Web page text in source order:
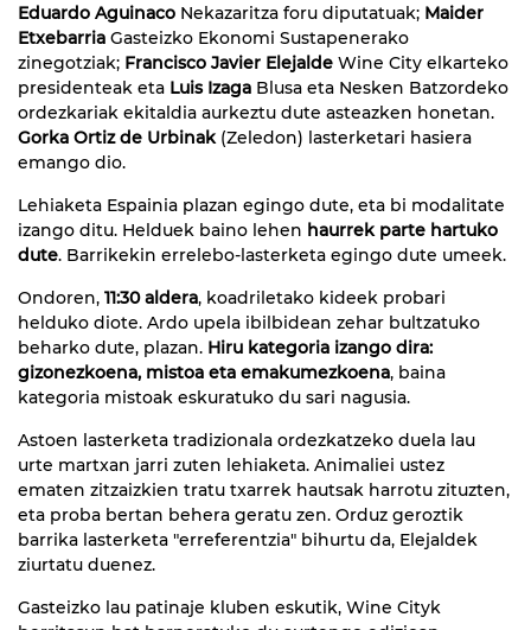
Eduardo Aguinaco Nekazaritza foru diputatuak; Maider
Etxebarria Gasteizko Ekonomi Sustapenerako
zinegotziak; Francisco Javier Elejalde Wine City elkarteko
presidenteak eta Luis Izaga Blusa eta Nesken Batzordeko
ordezkariak ekitaldia aurkeztu dute asteazken honetan.
Gorka Ortiz de Urbinak(Zeledon) lasterketari hasiera
emango dio.
Lehiaketa Espainia plazan egingo dute, eta bi modalitate
izango ditu. Helduek baino lehen haurrek parte hartuko
dute. Barrikekin errelebo-lasterketa egingo dute umeek.
Ondoren, 11:30 aldera, koadriletako kideek probari
helduko diote. Ardo upela ibilbidean zehar bultzatuko
beharko dute, plazan. Hiru kategoria izango dira:
gizonezkoena, mistoa eta emakumezkoena, baina
kategoria mistoak eskuratuko du sari nagusia.
Astoen lasterketa tradizionala ordezkatzeko duela lau
urte martxan jarri zuten lehiaketa. Animaliei ustez
ematen zitzaizkien tratu txarrek hautsak harrotu zituzten,
eta proba bertan behera geratu zen. Orduz geroztik
barrika lasterketa "erreferentzia" bihurtu da, Elejaldek
ziurtatu duenez.
Gasteizko lau patinaje kluben eskutik, Wine Cityk